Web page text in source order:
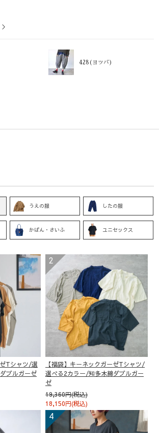
428(ヨツバ)
うえの服 したの服
かばん・さいふ ユニセックス
Tシャツ/選
ブルガーゼ
【福袋】キーネックガーゼTシャツ/
選べる2カラー/知多木綿ダブルガー
ゼ
19,360円(税込)
18,150円(税込)